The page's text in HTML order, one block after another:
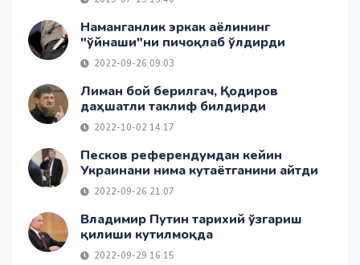
Наманганлик эркак аёлининг
"ўйнаши"ни пичоқлаб ўлдирди
2022-09-26 09:03
Лиман бой берилгач, Қодиров
даҳшатли таклиф билдирди
2022-10-02 14:17
Песков референдумдан кейин
Украинани нима кутаётганини айтди
2022-09-26 21:07
Владимир Путин тарихий ўзгариш
қилиши кутилмоқда
2022-09-29 16:15